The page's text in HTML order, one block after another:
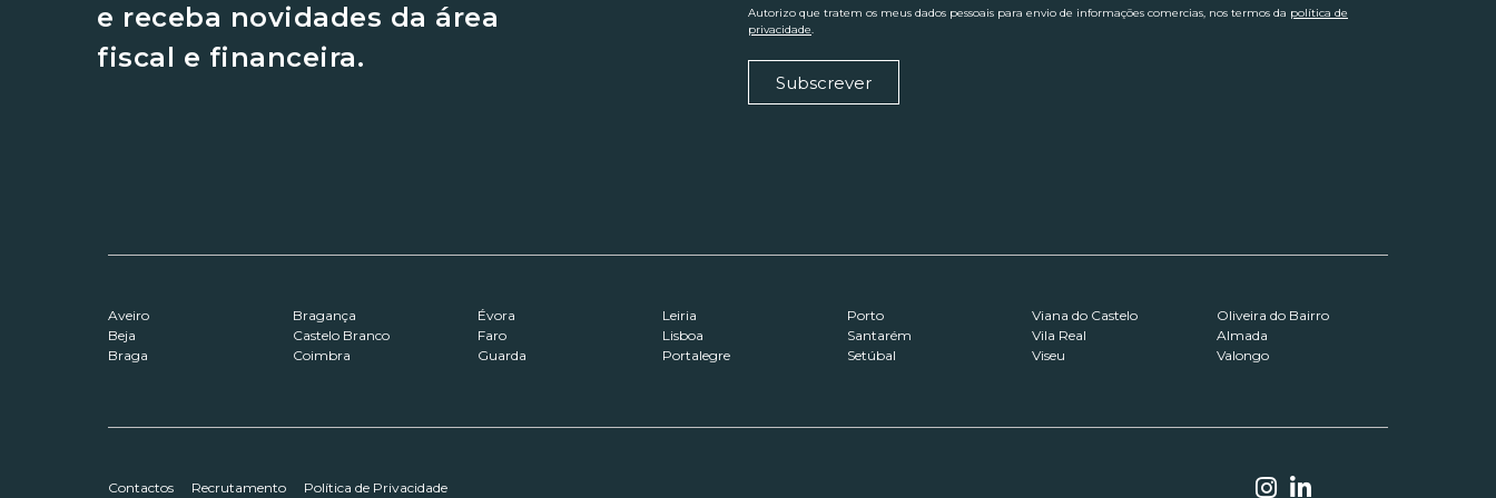
e receba novidades da área
fiscal e financeira.
Autorizo que tratem os meus dados pessoais para envio de informações comercias, nos termos da política de
privacidade.
Subscrever
Aveiro
Beja
Braga
Bragança
Castelo Branco
Coimbra
Évora
Faro
Guarda
Leiria
Lisboa
Portalegre
Porto
Santarém
Setúbal
Viana do Castelo
Vila Real
Viseu
Oliveira do Bairro
Almada
Valongo
Contactos Recrutamento Política de Privacidade